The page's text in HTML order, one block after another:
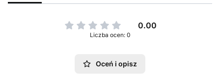
0.00
Liczba ocen: 0
Oceń i opisz